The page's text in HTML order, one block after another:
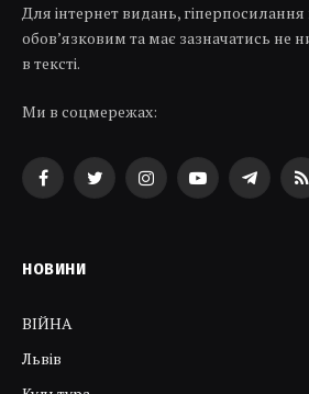
Для інтернет видань,
обов’язковим та має зазначатись не
в тексті.
Ми в соцмережах:
FacebookTwitterInstagramYouTubeTelegram
НОВИНИ
ВІЙНА
Львів